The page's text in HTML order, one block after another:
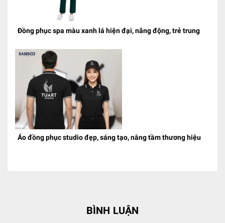
Đồng phục spa màu xanh lá hiện đại, năng động, trẻ trung
Áo đồng phục studio đẹp, sáng tạo, nâng tầm thương hiệu
BÌNH LUẬN